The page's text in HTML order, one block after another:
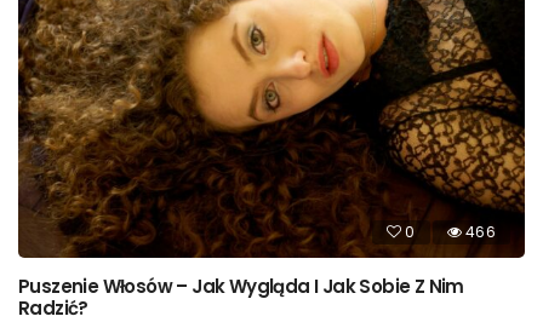
0 466
Puszenie Włosów – Jak Wygląda I Jak Sobie Z Nim
Radzić?